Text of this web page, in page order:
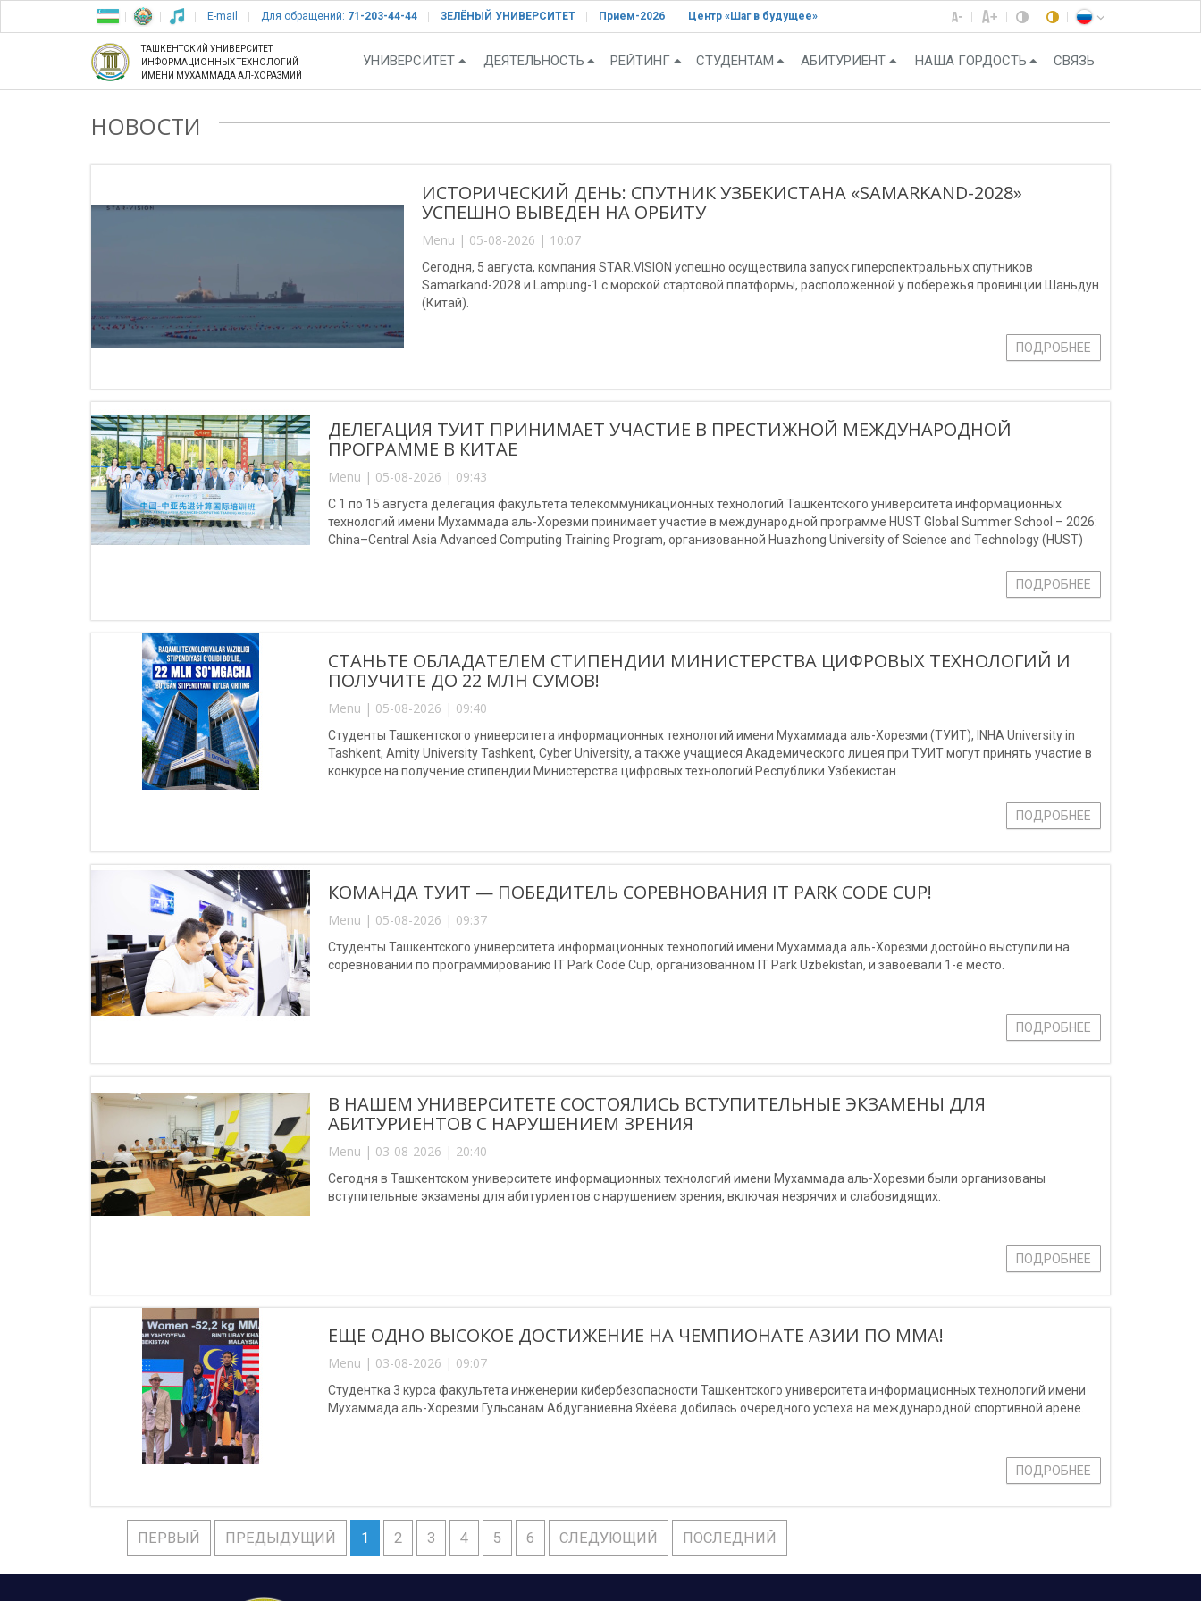
E-mail Для обращений: 71-203-44-44 ЗЕЛЁНЫЙ УНИВЕРСИТЕТ Прием-2026 Центр «Шаг в будущее»
ТАШКЕНТСКИЙ УНИВЕРСИТЕТ
ИНФОРМАЦИОННЫХ ТЕХНОЛОГИЙ
ИМЕНИ МУХАММАДА АЛ-ХОРАЗМИЙ
УНИВЕРСИТЕТ ДЕЯТЕЛЬНОСТЬ РЕЙТИНГ СТУДЕНТАМ АБИТУРИЕНТ НАША ГОРДОСТЬ СВЯЗЬ
НОВОСТИ
ИСТОРИЧЕСКИЙ ДЕНЬ: СПУТНИК УЗБЕКИСТАНА «SAMARKAND-2028»
УСПЕШНО ВЫВЕДЕН НА ОРБИТУ
Menu | 05-08-2026 | 10:07
Сегодня, 5 августа, компания STAR.VISION успешно осуществила запуск гиперспектральных спутников
Samarkand-2028 и Lampung-1 с морской стартовой платформы, расположенной у побережья провинции Шаньдун
(Китай).
ПОДРОБНЕЕ
ДЕЛЕГАЦИЯ ТУИТ ПРИНИМАЕТ УЧАСТИЕ В ПРЕСТИЖНОЙ МЕЖДУНАРОДНОЙ
ПРОГРАММЕ В КИТАЕ
Menu | 05-08-2026 | 09:43
С 1 по 15 августа делегация факультета телекоммуникационных технологий Ташкентского университета информационных
технологий имени Мухаммада аль-Хорезми принимает участие в международной программе HUST Global Summer School – 2026:
China–Central Asia Advanced Computing Training Program, организованной Huazhong University of Science and Technology (HUST)
ПОДРОБНЕЕ
СТАНЬТЕ ОБЛАДАТЕЛЕМ СТИПЕНДИИ МИНИСТЕРСТВА ЦИФРОВЫХ ТЕХНОЛОГИЙ И
ПОЛУЧИТЕ ДО 22 МЛН СУМОВ!
Menu | 05-08-2026 | 09:40
Студенты Ташкентского университета информационных технологий имени Мухаммада аль-Хорезми (ТУИТ), INHA University in
Tashkent, Amity University Tashkent, Cyber University, а также учащиеся Академического лицея при ТУИТ могут принять участие в
конкурсе на получение стипендии Министерства цифровых технологий Республики Узбекистан.
ПОДРОБНЕЕ
КОМАНДА ТУИТ — ПОБЕДИТЕЛЬ СОРЕВНОВАНИЯ IT PARK CODE CUP!
Menu | 05-08-2026 | 09:37
Студенты Ташкентского университета информационных технологий имени Мухаммада аль-Хорезми достойно выступили на
соревновании по программированию IT Park Code Cup, организованном IT Park Uzbekistan, и завоевали 1-е место.
ПОДРОБНЕЕ
В НАШЕМ УНИВЕРСИТЕТЕ СОСТОЯЛИСЬ ВСТУПИТЕЛЬНЫЕ ЭКЗАМЕНЫ ДЛЯ
АБИТУРИЕНТОВ С НАРУШЕНИЕМ ЗРЕНИЯ
Menu | 03-08-2026 | 20:40
Сегодня в Ташкентском университете информационных технологий имени Мухаммада аль-Хорезми были организованы
вступительные экзамены для абитуриентов с нарушением зрения, включая незрячих и слабовидящих.
ПОДРОБНЕЕ
ЕЩЕ ОДНО ВЫСОКОЕ ДОСТИЖЕНИЕ НА ЧЕМПИОНАТЕ АЗИИ ПО ММА!
Menu | 03-08-2026 | 09:07
Студентка 3 курса факультета инженерии кибербезопасности Ташкентского университета информационных технологий имени
Мухаммада аль-Хорезми Гульсанам Абдуганиевна Яхёева добилась очередного успеха на международной спортивной арене.
ПОДРОБНЕЕ
ПЕРВЫЙ ПРЕДЫДУЩИЙ 1 2 3 4 5 6 СЛЕДУЮЩИЙ ПОСЛЕДНИЙ